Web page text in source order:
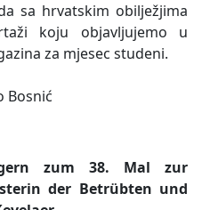
sa hrvatskim obilježjima
koju objavljujemo u
za mjesec studeni.
Bosnić
zum 38. Mal zur
der Betrübten und